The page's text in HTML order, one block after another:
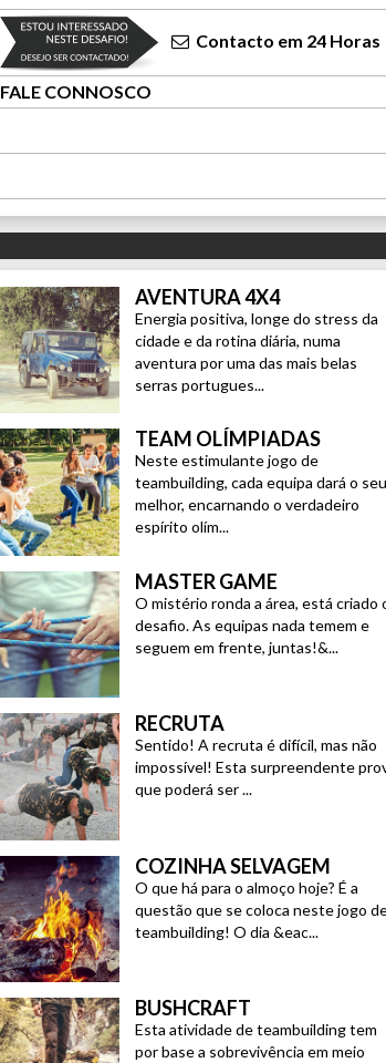
Contacto em 24 Horas
FALE CONNOSCO
AVENTURA 4X4
Energia positiva, longe do stress da
cidade e da rotina diária, numa
aventura por uma das mais belas
serras portugues...
TEAM OLÍMPIADAS
Neste estimulante jogo de
teambuilding, cada equipa dará o seu
melhor, encarnando o verdadeiro
espírito olím...
MASTER GAME
O mistério ronda a área, está criado
desafio. As equipas nada temem e
seguem em frente, juntas!&...
RECRUTA
Sentido! A recruta é difícil, mas não
impossível! Esta surpreendente
que poderá ser ...
COZINHA SELVAGEM
O que há para o almoço hoje? É a
questão que se coloca neste jogo
teambuilding! O dia &eac...
BUSHCRAFT
Esta atividade de teambuilding tem
por base a sobrevivência em meio
INOVA + |
"Queremos agradecer-vos a
evento da passada sexta-feira.
bem, e o feedback é muito
2016-07-27
team building. Foi um dia
tiveram oportunidade de se
tempo cumprir o objectivo que
verdadeiro espirito de equipa da